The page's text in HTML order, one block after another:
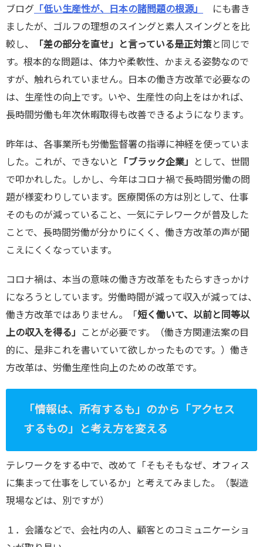
ブログ
「低い生産性が、日本の諸問題の根源」
にも書き
ましたが、ゴルフの理想のスイングと素人スイングとを比
較し、
「差の部分を直せ」と言っている是正対策と同じで
す。根本的な問題は、体力や柔軟性、かまえる姿勢なので
すが、触れられていません。日本の働き方改革で必要なの
は、生産性の向上です。いや、生産性の向上をはかれば、
長時間労働も年次休暇取得も改善できるようになります。
昨年は、各事業所も労働監督署の指導に神経を使っていま
した。これが、できないと
「ブラック企業」
として、世間
で叩かれした。しかし、今年はコロナ禍で長時間労働の問
題が様変わりしています。医療関係の方は別として、仕事
そのものが減っていること、一気にテレワークが普及した
ことで、長時間労働が分かりにくく、働き方改革の声が聞
こえにくくなっています。
コロナ禍は、本当の意味の働き方改革をもたらすきっかけ
になろうとしています。労働時間が減って収入が減っては、
働き方改革ではありません。「 短く働いて、以前と同等以
上の収入を得る」
ことが必要です。（働き方関連法案の目
的に、是非これを書いていて欲しかったものです。）働き
方改革は、労働生産性向上のための改革です。
「情報は、所有するも」のから「アクセス
するもの」と考え方を変える
テレワークをする中で、改めて「そもそもなぜ、オフィス
に集まって仕事をしているか」と考えてみました。（製造
現場などは、別ですが）
１．会議などで、会社内の人、顧客とのコミュニケーショ